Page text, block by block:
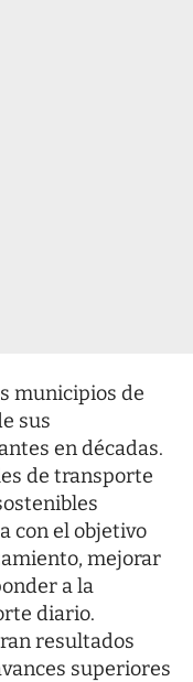
municipios de
sus
en décadas.
de transporte
con el objetivo
mejorar
a la
diario.
resultados
superiores